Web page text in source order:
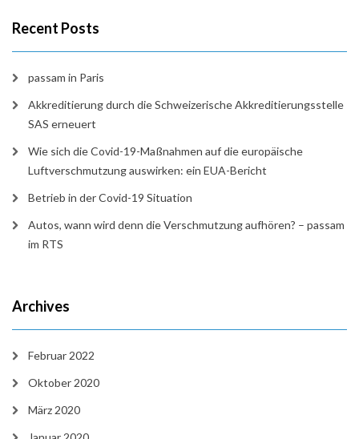
Recent Posts
passam in Paris
Akkreditierung durch die Schweizerische Akkreditierungsstelle
SAS erneuert
Wie sich die Covid-19-Maßnahmen auf die europäische
Luftverschmutzung auswirken: ein EUA-Bericht
Betrieb in der Covid-19 Situation
Autos, wann wird denn die Verschmutzung aufhören? – passam
im RTS
Archives
Februar 2022
Oktober 2020
März 2020